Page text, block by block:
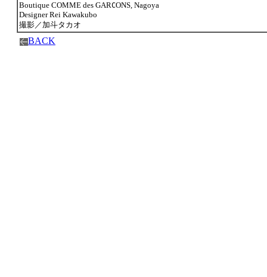
Boutique COMME des GARCONS, Nagoya
Designer Rei Kawakubo
撮影／加斗タカオ
BACK